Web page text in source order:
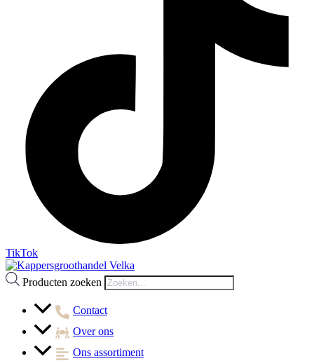
TikTok
Producten zoeken
Contact
Over ons
Ons assortiment